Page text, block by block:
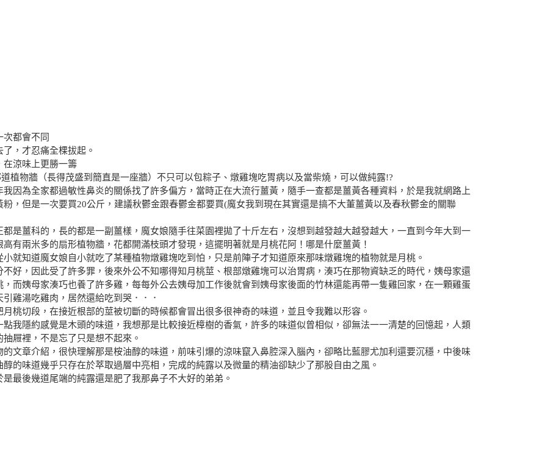
都會不同
，才忍痛全棵拔起。
在涼味上更勝一籌
植物牆（長得茂盛到簡直是一座牆）不只可以包粽子、燉雞塊吃胃病以及當柴燒，可以做純露!?
因為全家都過敏性鼻炎的關係找了許多偏方，當時正在大流行薑黃，隨手一查都是薑黃各種資料，於是我就網路上
，但是一次要買20公斤，建議秋鬱金跟春鬱金都要買(魔女我到現在其實還是搞不大董薑黃以及春秋鬱金的關聯
是薑科的，長的都是一副薑樣，魔女娘隨手往菜園裡拋了十斤左右，沒想到越發越大越發越大，一直到今年大到一
有兩米多的扇形植物牆，花都開滿枝頭才發現，這擺明著就是月桃花阿！哪是什麼薑黃！
就知道魔女娘自小就吃了某種植物燉雞塊吃到怕，只是前陣子才知道原來那味燉雞塊的植物就是月桃。
好，因此受了許多罪，後來外公不知哪得知月桃莖、根部燉雞塊可以治胃病，湊巧在那物資缺乏的時代，姨母家還
而姨母家湊巧也養了許多雞，每每外公去姨母加工作後就會到姨母家後面的竹林還能再帶一隻雞回家，在一顆雞蛋
雞湯吃雞肉，居然還給吃到哭．．．
桃切段，在接近根部的莖被切斷的時候都會冒出很多很神奇的味道，並且令我難以形容。
我隱約感覺是木頭的味道，我想那是比較接近樟樹的香氣，許多的味道似曾相似，卻無法一一清楚的回憶起，人類
屜裡，不是忘了只是想不起來。
文章介紹，很快理解那是桉油醇的味道，前味引爆的涼味竄入鼻腔深入腦內，卻略比藍膠尤加利還要沉穩，中後味
的味道幾乎只存在於萃取過層中亮相，完成的純露以及微量的精油卻缺少了那股自由之風。
最後幾道尾端的純露還是肥了我那鼻子不大好的弟弟。